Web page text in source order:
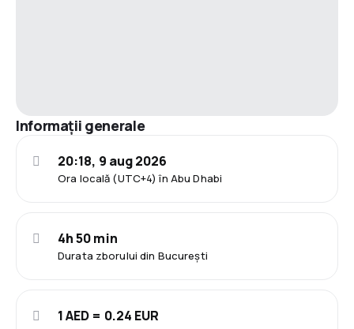
Informații generale
Ora locală (UTC+4) în Abu Dhabi
20:18, 9 aug 2026
Durata zborului din București
4h 50 min
1 AED = 0.24 EUR